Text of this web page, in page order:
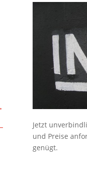
Jetzt
und Preise
genügt.